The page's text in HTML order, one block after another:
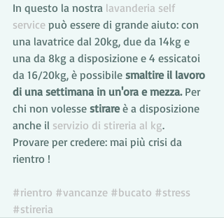
In questo la nostra lavanderia self
service può essere di grande aiuto: con
una lavatrice dal 20kg, due da 14kg e
una da 8kg a disposizione e 4 essicatoi
da 16/20kg, è possibile smaltire il lavoro
di una settimana in un'ora e mezza. Per
chi non volesse stirare è a disposizione
anche il servizio di stireria al kg.
Provare per credere: mai più crisi da
rientro !
#rientro #vancanze #bucato #stress
#stireria